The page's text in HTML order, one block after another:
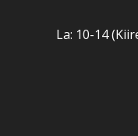
La: 10-14